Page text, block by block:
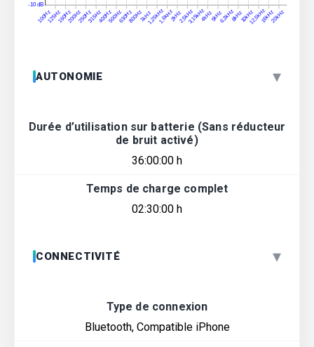
AUTONOMIE ▾
Durée d’utilisation sur batterie (Sans réducteur
de bruit activé)
36:00:00 h
Temps de charge complet
02:30:00 h
CONNECTIVITÉ ▾
Type de connexion
Bluetooth, Compatible iPhone